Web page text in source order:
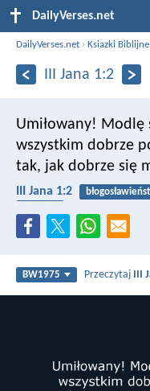
DailyVerses.net
DailyVerses.net ›Ksiazki Biblijne
III Jana 1:2
Umiłowany! Modlę
wszystkim dobrze
tak, jak dobrze się
III Jana 1:2
BW1975 Przeczytaj III